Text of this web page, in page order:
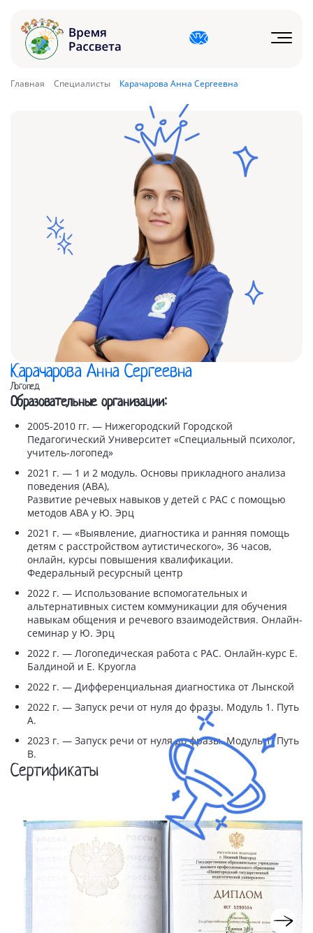
Главная Специалисты Карачарова Анна Сергеевна
Карачарова Анна Сергеевна
Логопед
Образовательные организации:
2005-2010 гг. — Нижегородский Городской
Педагогический Университет «Специальный психолог,
учитель-логопед»
2021 г. — 1 и 2 модуль. Основы прикладного анализа
поведения (АВА),
Развитие речевых навыков у детей с РАС с помощью
методов АВА у Ю. Эрц
2021 г. — «Выявление, диагностика и ранняя помощь
детям с расстройством аутистического», 36 часов,
онлайн, курсы повышения квалификации.
Федеральный ресурсный центр
2022 г. — Использование вспомогательных и
альтернативных систем коммуникации для обучения
навыкам общения и речевого взаимодействия. Онлайн-
семинар у Ю. Эрц
2022 г. — Логопедическая работа с РАС. Онлайн-курс Е.
Балдиной и Е. Круогла
2022 г. — Дифференциальная диагностика от Лынской
2022 г. — Запуск речи от нуля до фразы. Модуль 1. Путь
А.
2023 г. — Запуск речи от нуля до фразы. Модуль 1. Путь
В.
Сертификаты